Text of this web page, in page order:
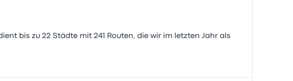
bis zu 22 Städte mit 241 Routen, die wir im letzten Jahr als